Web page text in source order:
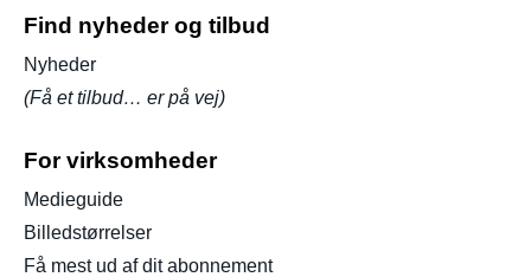
Find nyheder og tilbud
Nyheder
(Få et tilbud… er på vej)
For virksomheder
Medieguide
Billedstørrelser
Få mest ud af dit abonnement